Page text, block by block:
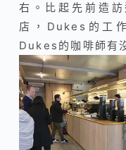
右。比起先前造
店，Dukes的工
Dukes的咖啡師有